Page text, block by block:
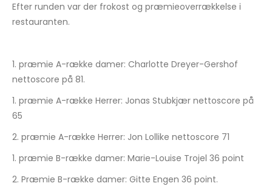
Efter runden var der frokost og præmieoverrækkelse i
restauranten.
1. præmie A-række damer: Charlotte Dreyer-Gershof
nettoscore på 81.
1. præmie A-række Herrer: Jonas Stubkjær nettoscore på
65
2. præmie A-række Herrer: Jon Lollike nettoscore 71
1. præmie B-række damer: Marie-Louise Trojel 36 point
2. Præmie B-række damer: Gitte Engen 36 point.